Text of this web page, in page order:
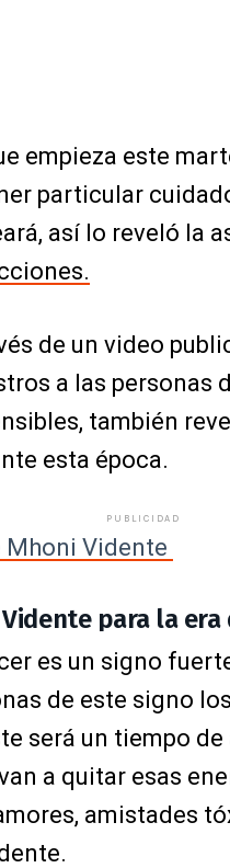
empieza este
particular
así lo reveló la
de un video
a las personas
también
esta época.
PUBLICIDAD
Vidente
para la era
es un signo
de este signo
será un tiempo
a quitar esas
amistades